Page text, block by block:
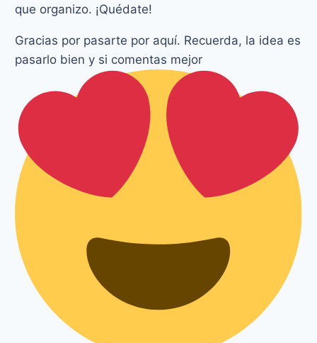
que organizo. ¡Quédate!
Gracias por pasarte por aquí. Recuerda, la idea es
pasarlo bien y si comentas mejor